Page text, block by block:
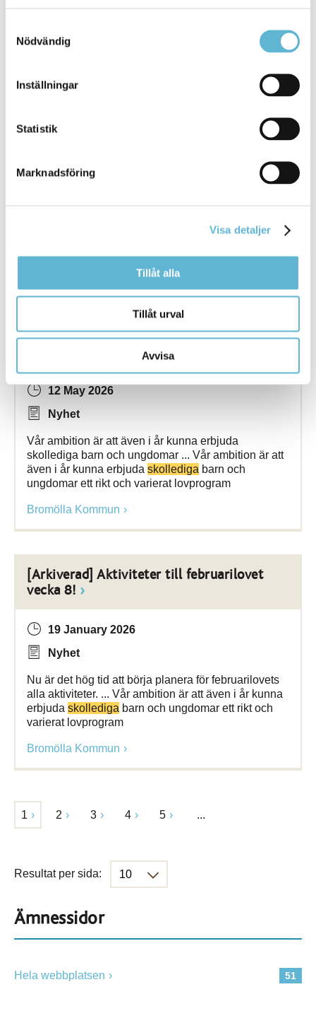
Nödvändig
Inställningar
Statistik
Marknadsföring
Visa detaljer
Tillåt alla
Tillåt urval
Avvisa
[Arkiverad] Påsklovsvecka med många kul
Nyhet
dagar ... hoppas att du hittar något kul att fylla dina
{Arkiverad] Nu planerar vi för sommarens
12 May 2026
Nyhet
Vår ambition är att även i år kunna erbjuda
skollediga barn och ungdomar ... Vår ambition är att
även i år kunna erbjuda skollediga barn och
ungdomar ett rikt och varierat lovprogram
Bromölla Kommun
[Arkiverad] Aktiviteter till februarilovet
vecka 8!
19 January 2026
Nyhet
Nu är det hög tid att börja planera för februarilovets
alla aktiviteter. ... Vår ambition är att även i år kunna
erbjuda skollediga barn och ungdomar ett rikt och
varierat lovprogram
Bromölla Kommun
1 2 3 4 5 ...
Resultat per sida:
Ämnessidor
51
Hela webbplatsen